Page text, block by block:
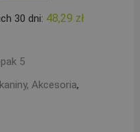
30 dni: 48,29 zł
5
Akcesoria,